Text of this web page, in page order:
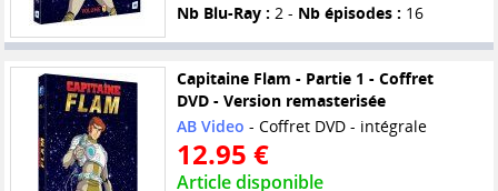
Nb Blu-Ray : 2 - Nb épisodes : 16
Capitaine Flam - Partie 1 - Coffret
DVD - Version remasterisée
AB Video - Coffret DVD - intégrale
12.95 €
Article disponible